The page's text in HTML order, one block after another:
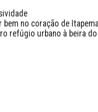
no coração de
refúgio urbano à beira do